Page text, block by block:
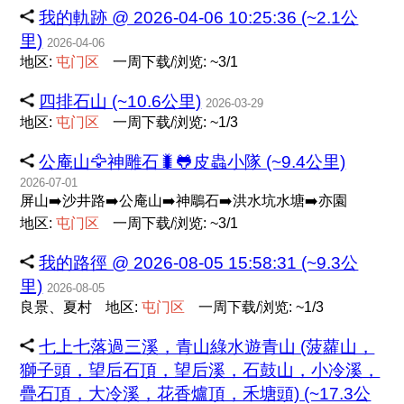
我的軌跡 @ 2026-04-06 10:25:36 (~2.1公
里) 2026-04-06
地区:屯门 区 一周下载/浏览: ~3/1
四排石山 (~10.6公里) 2026-03-29
地区:屯门 区 一周下载/浏览: ~1/3
公庵山🦅神雕石🐛🐸皮蟲小隊 (~9.4公里)
2026-07-01
屏山➡️沙井路➡️公庵山➡️神鵰石➡️洪水坑水塘➡️亦園
地区:屯门 区 一周下载/浏览: ~3/1
我的路徑 @ 2026-08-05 15:58:31 (~9.3公
里) 2026-08-05
良景、夏村 地区:屯门 区 一周下载/浏览: ~1/3
七上七落過三溪，青山綠水遊青山 (菠蘿山，
獅子頭，望后石頂，望后溪，石鼓山，小冷溪，
疊石頂，大冷溪，花香爐頂，禾塘頭) (~17.3公